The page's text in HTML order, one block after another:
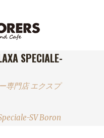
SPECIALE-
専門店 エクスプ
SV Boron